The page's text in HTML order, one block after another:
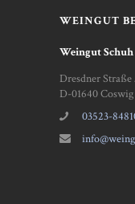
WEINGUT
Weingut Schuh
Dresdner Straße
D-01640
03523-